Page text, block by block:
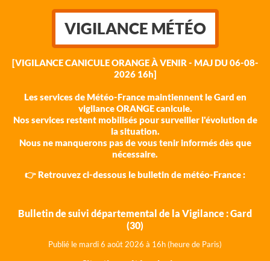
VIGILANCE MÉTÉO
[VIGILANCE CANICULE ORANGE À VENIR - MAJ DU 06-08-
2026 16h]
Les services de Météo-France maintiennent le Gard en
vigilance ORANGE canicule.
Nos services restent mobilisés pour surveiller l'évolution de
la situation.
Nous ne manquerons pas de vous tenir informés dès que
nécessaire.
👉 Retrouvez ci-dessous le bulletin de météo-France :
Bulletin de suivi départemental de la Vigilance : Gard
(30)
Publié le mardi 6 août 2026 à 16h (heure de Paris)